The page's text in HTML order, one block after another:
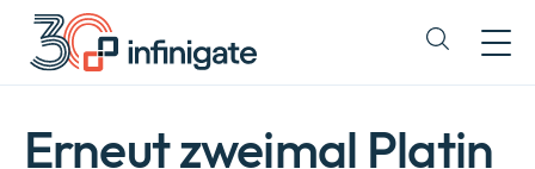
Zum
Inhalt
wechseln
Expand
a
sub
Erneut zweimal Platin